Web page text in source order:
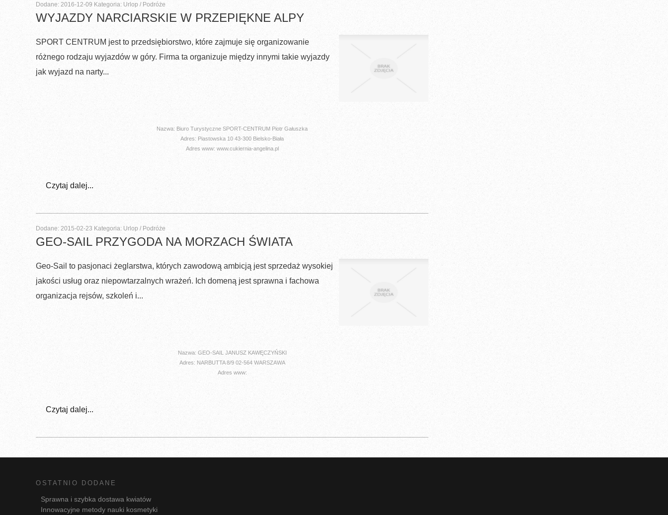
Dodane: 2016-12-09 Kategoria: Urlop / Podróże
WYJAZDY NARCIARSKIE W PRZEPIĘKNE ALPY
SPORT CENTRUM jest to przedsiębiorstwo, które zajmuje się organizowanie
różnego rodzaju wyjazdów w góry. Firma ta organizuje między innymi takie wyjazdy
jak wyjazd na narty...
Nazwa: Biuro Turystyczne SPORT-CENTRUM Piotr Gałuszka
Adres: Piastowska 10 43-300 Bielsko-Biała
Adres www: www.cukiernia-angelina.pl
Czytaj dalej...
Dodane: 2015-02-23 Kategoria: Urlop / Podróże
GEO-SAIL PRZYGODA NA MORZACH ŚWIATA
Geo-Sail to pasjonaci żeglarstwa, których zawodową ambicją jest sprzedaż wysokiej
jakości usług oraz niepowtarzalnych wrażeń. Ich domeną jest sprawna i fachowa
organizacja rejsów, szkoleń i...
Nazwa: GEO-SAIL JANUSZ KAWĘCZYŃSKI
Adres: NARBUTTA 8/9 02-564 WARSZAWA
Adres www:
Czytaj dalej...
OSTATNIO DODANE
Sprawna i szybka dostawa kwiatów
Innowacyjne metody nauki kosmetyki